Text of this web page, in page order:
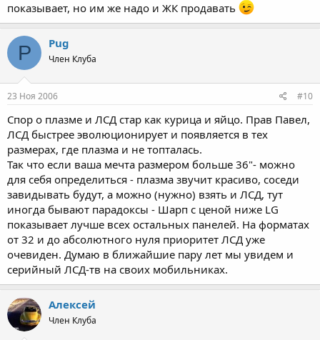
показывает, но им же надо и ЖК продавать
P Pug
Член Клуба
23 Ноя 2006 #10
Спор о плазме и ЛСД стар как курица и яйцо. Прав Павел,
ЛСД быстрее эволюционирует и появляется в тех
размерах, где плазма и не топталась.
Так что если ваша мечта размером больше 36"- можно
для себя определиться - плазма звучит красиво, соседи
завидывать будут, а можно (нужно) взять и ЛСД, тут
иногда бывают парадоксы - Шарп с ценой ниже LG
показывает лучше всех остальных панелей. На форматах
от 32 и до абсолютного нуля приоритет ЛСД уже
очевиден. Думаю в ближайшие пару лет мы увидем и
серийный ЛСД-тв на своих мобильниках.
Алексей
Член Клуба